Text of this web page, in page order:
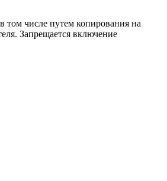
том числе путем копирования на
Запрещается включение